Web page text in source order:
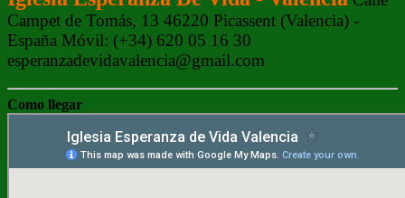
Campet de Tomás, 13 46220 Picassent (Valencia) -
España Móvil: (+34) 620 05 16 30
esperanzadevidavalencia@gmail.com
Como llegar